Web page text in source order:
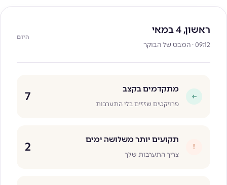
ראשון, 4 במאי
09:12 · המבט של הבוקר
היום
←
מתקדמים בקצב
פרויקטים שזזים בלי התערבות
7
!
תקועים יותר משלושה ימים
צריך התערבות שלך
2